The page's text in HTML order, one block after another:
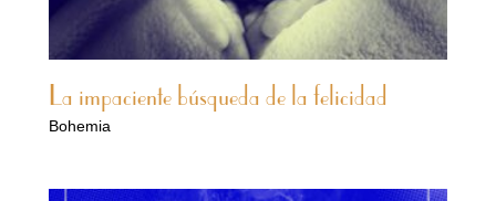
La impaciente búsqueda de la felicidad
Bohemia